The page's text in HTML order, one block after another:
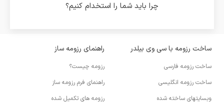
چرا باید شما را استخدام کنیم؟
ساخت رزومه با سی وی بیلدر
ساخت رزومه فارسی
ساخت رزومه انگلیسی
وبسایتهای ساخته شده
راهنمای رزومه ساز
رزومه چیست؟
راهنمای فرم رزومه ساز
رزومه های تکمیل شده